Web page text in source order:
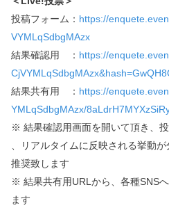
投稿フォーム： https://
VYMLqSdbgMAzx
結果確認用 ： https://
結果共有用 ： https://
YMLqSdbgMAzx/
※ 結果確認用画面を開いて頂き、
、リアルタイムに反映される挙動
推奨致します
※ 結果共有用URLから、各種SNS
ます